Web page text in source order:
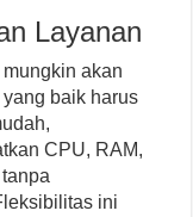
Layanan
akan
baik harus
CPU, RAM,
ini